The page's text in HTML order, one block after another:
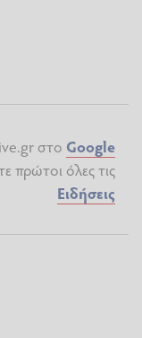
στο Google
πρώτοι όλες τις
Ειδήσεις